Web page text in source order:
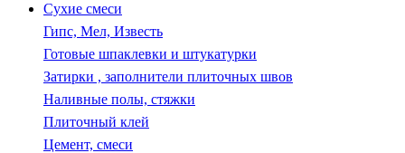
Сухие смеси
Гипс, Мел, Известь
Готовые шпаклевки и штукатурки
Затирки , заполнители плиточных швов
Наливные полы, стяжки
Плиточный клей
Цемент, смеси